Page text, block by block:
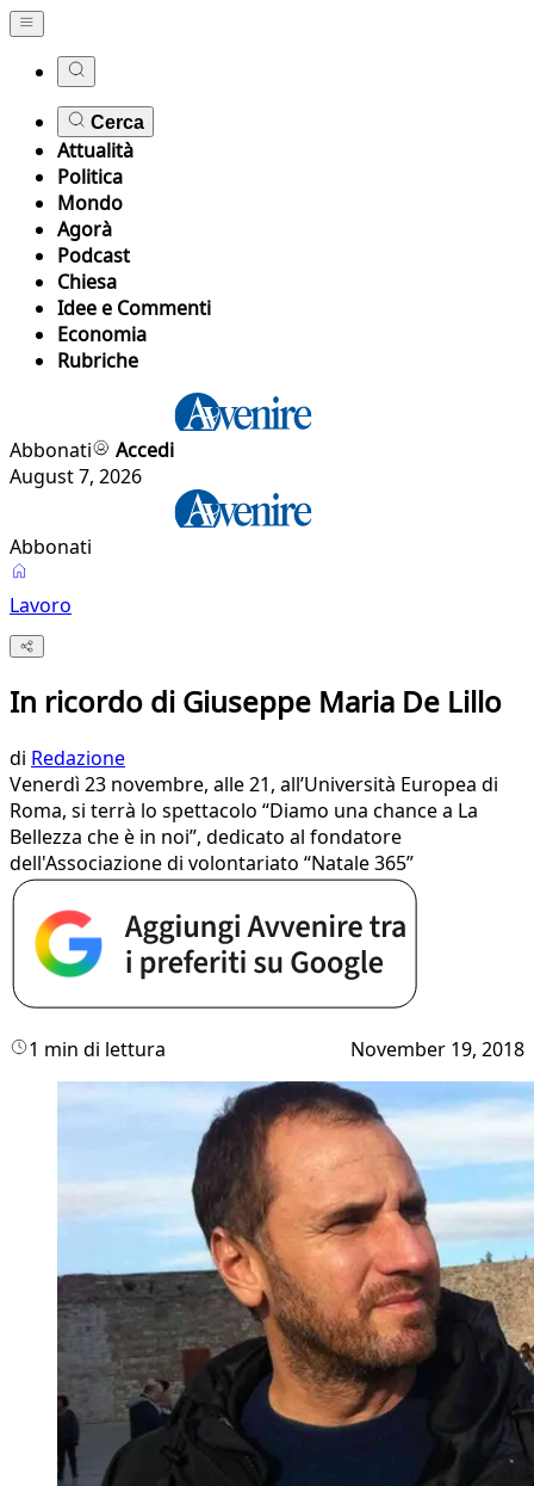
Cerca
Attualità
Politica
Mondo
Agorà
Podcast
Chiesa
Idee e Commenti
Economia
Rubriche
Abbonati
Accedi
August 7, 2026
Abbonati
Lavoro
In ricordo di Giuseppe Maria De Lillo
di Redazione
Venerdì 23 novembre, alle 21, all’Università Europea di
Roma, si terrà lo spettacolo “Diamo una chance a La
Bellezza che è in noi”, dedicato al fondatore
dell'Associazione di volontariato “Natale 365”
1 min di lettura November 19, 2018